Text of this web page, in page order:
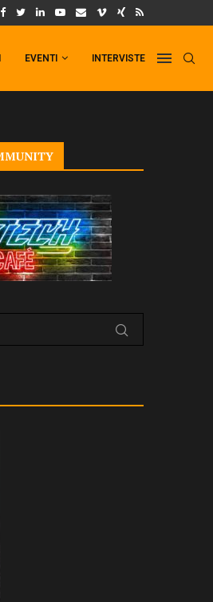
IL TRAILER DI FIST OF THE NORTH STAR!
EVENTI INTERVISTE